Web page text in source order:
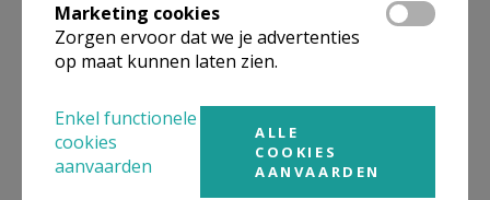
Niet gevonden wat je zocht? Hier vind je links naar de
gegevens van andere organisaties op het boven-,
onderliggende of gelijke niveau.
Marketing cookies
Zorgen ervoor dat we je advertenties
op maat kunnen laten zien.
Enkel functionele
cookies
aanvaarden
ALLE
COOKIES
AANVAARDEN